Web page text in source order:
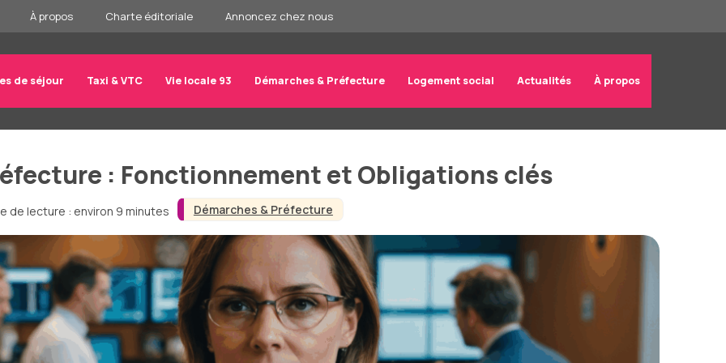
À propos Charte éditoriale Annoncez chez nous
de séjour Taxi & VTC Vie locale 93 Démarches & Préfecture Logement social Actualités À propos
Démarches & Préfecture
: Fonctionnement et Obligations clés
de lecture : environ 9 minutes